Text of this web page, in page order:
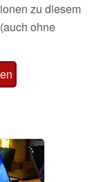
zu diesem
ohne